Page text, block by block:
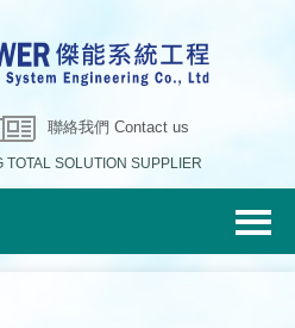
聯絡我們 Contact us
TOTAL SOLUTION SUPPLIER